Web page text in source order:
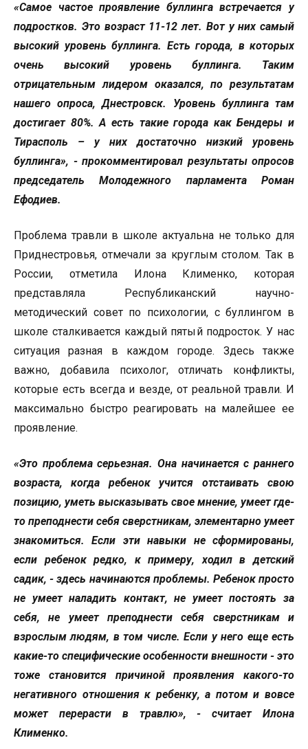
«Самое частое проявление буллинга встречается у
подростков. Это возраст 11-12 лет. Вот у них самый
высокий уровень буллинга. Есть города, в которых
очень высокий уровень буллинга. Таким
отрицательным лидером оказался, по результатам
нашего опроса, Днестровск. Уровень буллинга там
достигает 80%. А есть такие города как Бендеры и
Тирасполь – у них достаточно низкий уровень
буллинга», - прокомментировал результаты опросов
председатель Молодежного парламента Роман
Ефодиев.
Проблема травли в школе актуальна не только для
Приднестровья, отмечали за круглым столом. Так в
России, отметила Илона Клименко, которая
представляла Республиканский научно-
методический совет по психологии, с буллингом в
школе сталкивается каждый пятый подросток. У нас
ситуация разная в каждом городе. Здесь также
важно, добавила психолог, отличать конфликты,
которые есть всегда и везде, от реальной травли. И
максимально быстро реагировать на малейшее ее
проявление.
«Это проблема серьезная. Она начинается с раннего
возраста, когда ребенок учится отстаивать свою
позицию, уметь высказывать свое мнение, умеет где-
то преподнести себя сверстникам, элементарно умеет
знакомиться. Если эти навыки не сформированы,
если ребенок редко, к примеру, ходил в детский
садик, - здесь начинаются проблемы. Ребенок просто
не умеет наладить контакт, не умеет постоять за
себя, не умеет преподнести себя сверстникам и
взрослым людям, в том числе. Если у него еще есть
какие-то специфические особенности внешности - это
тоже становится причиной проявления какого-то
негативного отношения к ребенку, а потом и вовсе
может перерасти в травлю», - считает Илона
Клименко.